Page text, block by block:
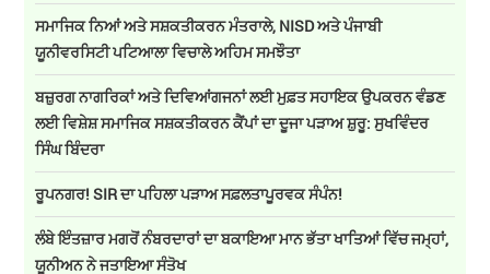
ਸਮਾਜਿਕ ਨਿਆਂ ਅਤੇ ਸਸ਼ਕਤੀਕਰਨ ਮੰਤਰਾਲੇ, NISD ਅਤੇ ਪੰਜਾਬੀ
ਯੂਨੀਵਰਸਿਟੀ ਪਟਿਆਲਾ ਵਿਚਾਲੇ ਅਹਿਮ ਸਮਝੌਤਾ
ਬਜ਼ੁਰਗ ਨਾਗਰਿਕਾਂ ਅਤੇ ਦਿਵਿਆਂਗਜਨਾਂ ਲਈ ਮੁਫ਼ਤ ਸਹਾਇਕ ਉਪਕਰਨ ਵੰਡਣ
ਲਈ ਵਿਸ਼ੇਸ਼ ਸਮਾਜਿਕ ਸਸ਼ਕਤੀਕਰਨ ਕੈਂਪਾਂ ਦਾ ਦੂਜਾ ਪੜਾਅ ਸ਼ੁਰੂ: ਸੁਖਵਿੰਦਰ
ਸਿੰਘ ਬਿੰਦਰਾ
ਰੂਪਨਗਰ! SIR ਦਾ ਪਹਿਲਾ ਪੜਾਅ ਸਫ਼ਲਤਾਪੂਰਵਕ ਸੰਪੰਨ!
ਲੰਬੇ ਇੰਤਜ਼ਾਰ ਮਗਰੋਂ ਨੰਬਰਦਾਰਾਂ ਦਾ ਬਕਾਇਆ ਮਾਨ ਭੱਤਾ ਖਾਤਿਆਂ ਵਿੱਚ ਜਮ੍ਹਾਂ,
ਯੂਨੀਅਨ ਨੇ ਜਤਾਇਆ ਸੰਤੋਖ